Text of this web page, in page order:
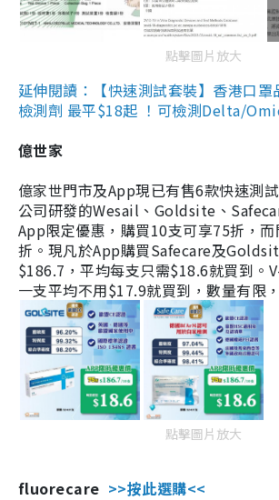
點擊圖片放大
延伸閱讀：【快速測試套裝】香港口
檢測劑 最平$18起 ！可檢測Delta/
億世家
億家世門市及App現已有售6款快速測
公司研發的Wesail、Goldsite、
App限定優惠，購買10支可享75折，
折。現凡於App購買Safecare及
$186.7，平均每支只需$18.6就買到。
一支平均不用$17.9就買到，數量有限
點擊圖片放大
fluorecare >>按此選購<<